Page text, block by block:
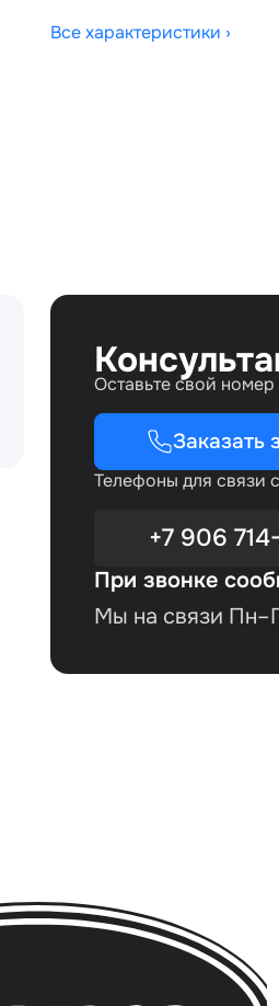
Все характеристики ›
Оставьте свой
Заказать
Телефоны для связи
+7 906
При звонке
Мы на связи